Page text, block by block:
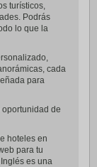
turísticos,
Podrás
lo que la
cada
para
oportunidad de
hoteles en
para tu
es una